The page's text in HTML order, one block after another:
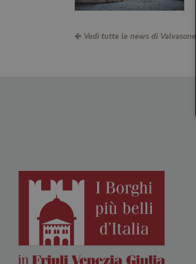
Vedi tutte le news di Valvasone